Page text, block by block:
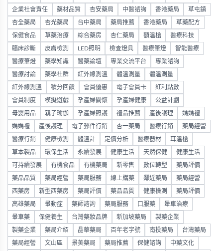
企業社會責任 藥材品質 杏安藥局 中醫諮詢 香港藥局 草屯鎮
杏全藥局 杏光藥局 台中藥局 藥局推薦 香港藥局 草藥配方
保健食品 草藥治療 綜合藥房 杏仁藥局 額溫槍 醫療科技
臨床診斷 皮膚檢測 LED照明 檢查燈具 醫療筆燈 智能醫療
醫療筆燈 藥學知識 醫藥論壇 專業交流平台 專業諮詢
醫療討論 藥學社群 紅外線測溫 體溫測量 體溫測量
紅外線測溫 積分回饋 會員優惠 電子會員卡 紅利點數
會員制度 模擬遊戲 孕產婦關懷 孕產婦健康 公益計劃
母嬰用品 親子瑜伽 孕產婦照護 禮品推薦 產後護理 媽媽禮
媽媽禮 產後護理 電子郵件行銷 杏一藥局 醫療行銷 藥局經營
醫療行銷 健康檢測 體溫計 定價分析 醫療器材 耳溫槍
草本製品 環保生活 永續發展 健康生活 天然保健 健康生活
可持續發展 有機食品 有機藥局 新零售 數位轉型 藥局評價
藥品品質 藥局經營 藥局服務 線上購藥 鄰近藥局 藥局經營
西藥房 新型西藥房 藥局評價 藥品品質 健康檢測 藥局評價
高雄藥局 暈動症 藥師諮詢 藥局服務 口服藥 暈車治療
暈車藥 保健養生 台灣藥妝品牌 新加坡藥局 製藥企業
製藥企業 藥局介紹 晶華藥局 百年老字號 南投藥局 台灣藥局
藥局經營 文山區 景美藥局 藥局推薦 保健諮詢 中藥文化